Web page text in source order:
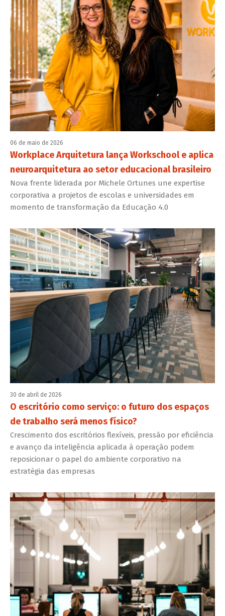
06 de maio de 2026
Workplace Arquitetura lança Workschool e aplica
neuroarquitetura ao setor educacional brasileiro
Nova frente liderada por Michele Ortunes une expertise
corporativa a projetos de escolas e universidades em
momento de transformação da Educação 4.0
30 de abril de 2026
O escritório como serviço: o futuro dos espaços
de trabalho será menos físico?
Crescimento dos escritórios flexíveis, pressão por eficiência
e avanço da inteligência aplicada à operação podem
reposicionar o papel do ambiente corporativo na
estratégia das empresas